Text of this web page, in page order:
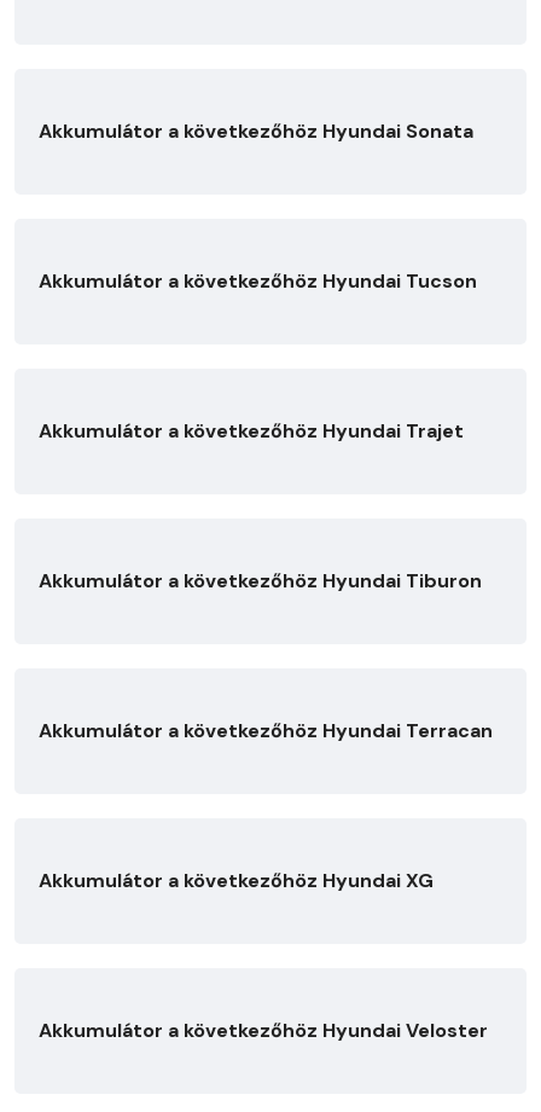
Akkumulátor a következőhöz Hyundai Sonata
Akkumulátor a következőhöz Hyundai Tucson
Akkumulátor a következőhöz Hyundai Trajet
Akkumulátor a következőhöz Hyundai Tiburon
Akkumulátor a következőhöz Hyundai Terracan
Akkumulátor a következőhöz Hyundai XG
Akkumulátor a következőhöz Hyundai Veloster